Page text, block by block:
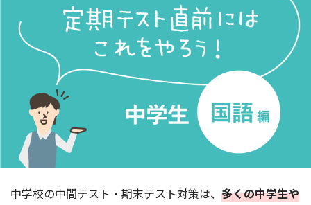
中学校の中間テスト・期末テスト対策は、 多くの中学生や